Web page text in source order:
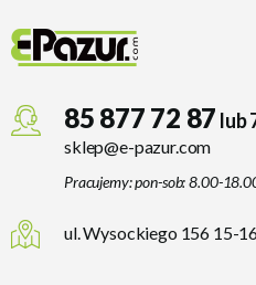
85 877 72 87 lub
sklep@e-pazur.com
Pracujemy: pon-sob: 8.00-
ul. Wysockiego 156 15-